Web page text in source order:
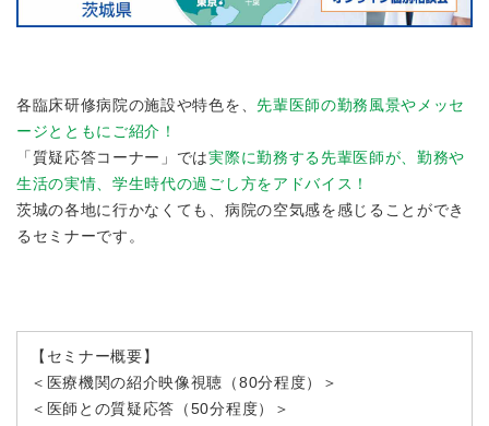
各臨床研修病院の施設や特色を、先輩医師の勤務風景やメッセ
ージとともにご紹介！
「質疑応答コーナー」では実際に勤務する先輩医師が、勤務や
生活の実情、学生時代の過ごし方をアドバイス！
茨城の各地に行かなくても、病院の空気感を感じることができ
るセミナーです。
【セミナー概要】
＜医療機関の紹介映像視聴（80分程度）＞
＜医師との質疑応答（50分程度）＞